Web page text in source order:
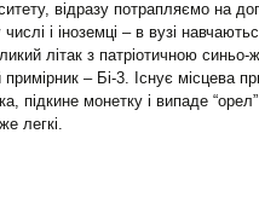
відразу потрапляємо на
і іноземці – в вузі
літак з патріотичною
– Бі-3. Існує місцева
підкине монетку і випаде
легкі.